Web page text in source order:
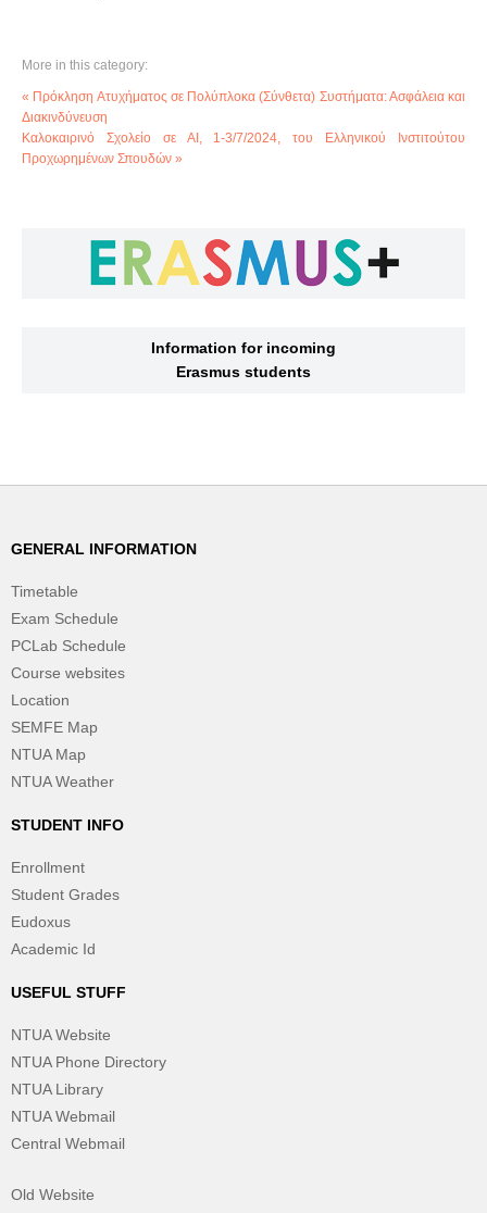
More in this category:
« Πρόκληση Ατυχήματος σε Πολύπλοκα (Σύνθετα) Συστήματα: Ασφάλεια και
Διακινδύνευση
Καλοκαιρινό Σχολείο σε ΑΙ, 1-3/7/2024, του Ελληνικού Ινστιτούτου
Προχωρημένων Σπουδών »
Information for incoming
Erasmus students
GENERAL INFORMATION
Timetable
Exam Schedule
PCLab Schedule
Course websites
Location
SEMFE Map
NTUA Map
NTUA Weather
STUDENT INFO
Enrollment
Student Grades
Eudoxus
Academic Id
USEFUL STUFF
NTUA Website
NTUA Phone Directory
NTUA Library
NTUA Webmail
Central Webmail
Old Website